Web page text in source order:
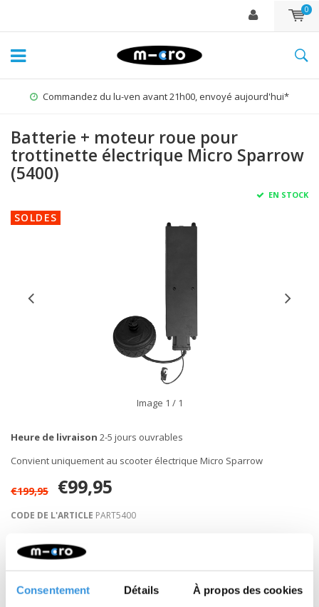
Consentement Détails À propos des cookies
0
Commandez du lu-ven avant 21h00, envoyé aujourd'hui*
Batterie + moteur roue pour
trottinette électrique Micro Sparrow
(5400)
EN STOCK
SOLDES
Image 1 / 1
Heure de livraison 2-5 jours ouvrables
Convient uniquement au scooter électrique Micro Sparrow
€199,95 €99,95
CODE DE L'ARTICLE PART5400
Retour sous 30 jours